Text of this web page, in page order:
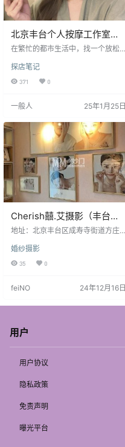
北京丰台个人按摩工作室—
小慧带给你的细腻与舒适
在繁忙的都市生活中，找一个放松
品质的一部分。今天，我来到了丰
台区成寿寺附近的一处北京个人按
到放松与宁静。 优雅的环境，静谧
区成寿寺的核心位置，交通十分便
利。虽然工作室周围是典型的城市
景象，但走进这里，仿佛进入了另
一个世界。工作室的设计简洁大
方，温馨的灯光与雅致的摆设让人
感受到…
探店笔记
371 0
一般人 25年1月25日
Cherish囍.艾摄影（丰台
店）
地址：北京丰台区成寿寺街道方庄
电话：18101296007 客服QQ： 营
业时间：周一至周日全天 商家印
师和化妆师的服务细节方也做的比
婚纱摄影
35 0
feiNO 24年12月16日
用户
用户协议
隐私政策
免责声明
曝光平台